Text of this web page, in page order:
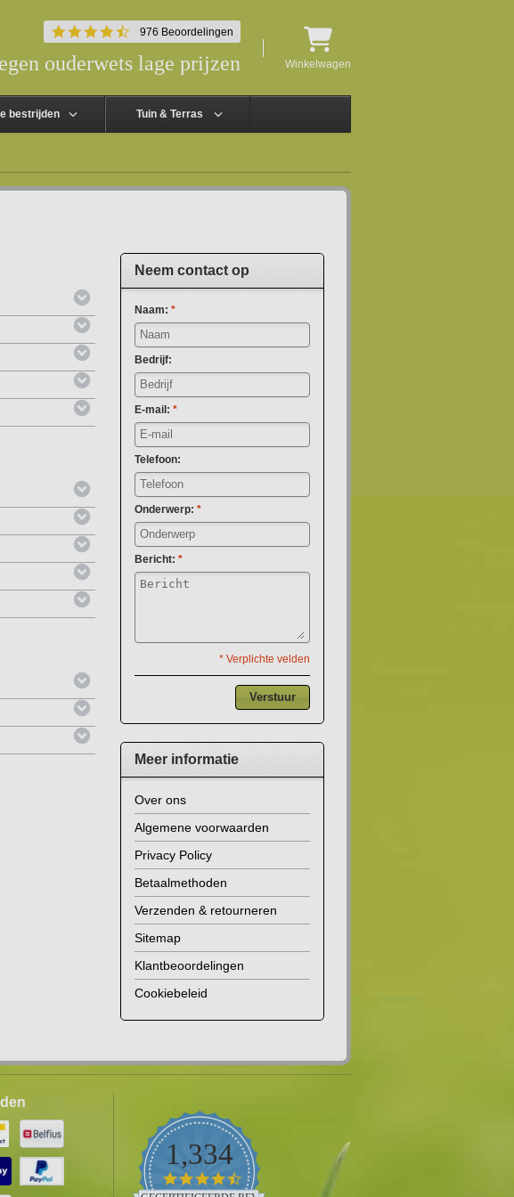
4.5
star
rating
976 Beoordelingen
ouderwets lage prijzen Winkelwagen
bestrijden Tuin & Terras
Neem contact op
Naam: *
Bedrijf:
E-mail: *
Telefoon:
Onderwerp: *
Bericht: *
* Verplichte velden
Verstuur
Meer informatie
Over ons
Algemene voorwaarden
Privacy Policy
Betaalmethoden
Verzenden & retourneren
Sitemap
Klantbeoordelingen
Cookiebeleid
1,334
4.5
star